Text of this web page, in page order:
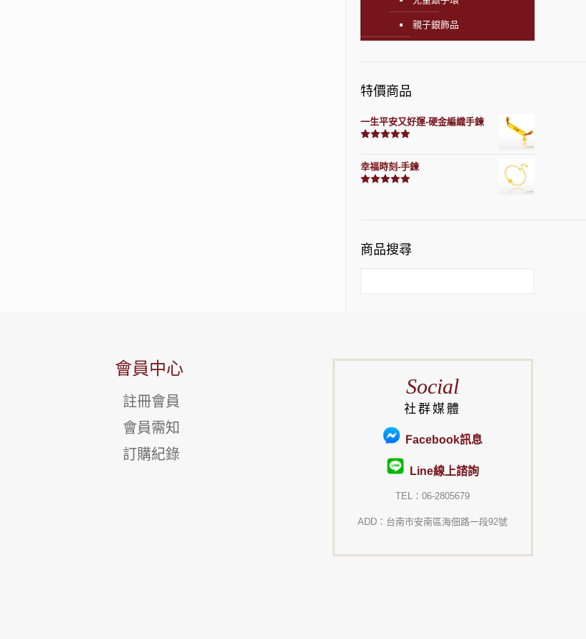
親子銀飾品
特價商品
一生平安又好運-硬金編織手鍊
幸福時刻-手鍊
商品搜尋
會員中心
註冊會員
會員需知
訂購紀錄
Social
社群媒體
Facebook訊息
Line線上諮詢
TEL：06-2805679
ADD：台南市安南區海佃路一段92號